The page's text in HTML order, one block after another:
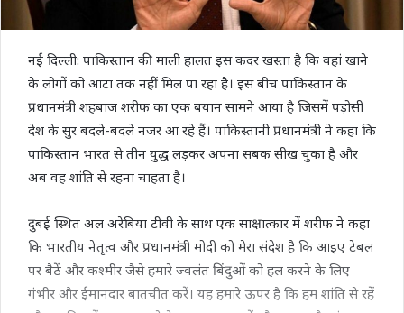
नई दिल्ली: पाकिस्तान की माली हालत इस कदर खस्ता है कि वहां खाने
के लोगों को आटा तक नहीं मिल पा रहा है। इस बीच पाकिस्तान के
प्रधानमंत्री शहबाज शरीफ का एक बयान सामने आया है जिसमें पड़ोसी
देश के सुर बदले-बदले नजर आ रहे हैं। पाकिस्तानी प्रधानमंत्री ने कहा कि
पाकिस्तान भारत से तीन युद्ध लड़कर अपना सबक सीख चुका है और
अब वह शांति से रहना चाहता है।
दुबई स्थित अल अरेबिया टीवी के साथ एक साक्षात्कार में शरीफ ने कहा
कि भारतीय नेतृत्व और प्रधानमंत्री मोदी को मेरा संदेश है कि आइए टेबल
पर बैठें और कश्मीर जैसे हमारे ज्वलंत बिंदुओं को हल करने के लिए
गंभीर और ईमानदार बातचीत करें। यह हमारे ऊपर है कि हम शांति से रहें